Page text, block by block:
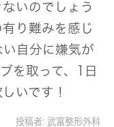
いのでしょう
り難みを感じ
自分に嫌気が
を取って、1日
いです！
投稿者: 武富整形外科